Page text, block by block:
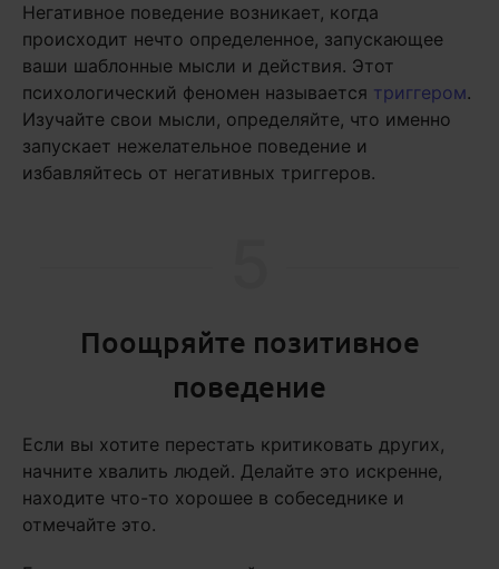
Негативное поведение возникает, когда
происходит нечто определенное, запускающее
ваши шаблонные мысли и действия. Этот
психологический феномен называется триггером.
Изучайте свои мысли, определяйте, что именно
запускает нежелательное поведение и
избавляйтесь от негативных триггеров.
Поощряйте позитивное
поведение
Если вы хотите перестать критиковать других,
начните хвалить людей. Делайте это искренне,
находите что-то хорошее в собеседнике и
отмечайте это.